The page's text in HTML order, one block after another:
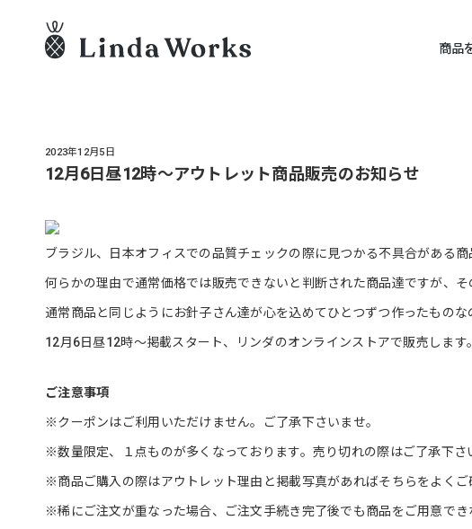
商品
2023年12月5日
12月6日昼12時～アウトレット商品販売のお知らせ
ブラジル、日本オフィスでの品質チェックの際に見つかる不具合がある
何らかの理由で通常価格では販売できないと判断された商品達ですが、
通常商品と同じようにお針子さん達が心を込めてひとつずつ作ったもの
12月6日昼12時～掲載スタート、リンダのオンラインストアで販売します。
ご注意事項
※クーポンはご利用いただけません。ご了承下さいませ。
※数量限定、１点ものが多くなっております。売り切れの際はご了承下さ
※商品ご購入の際はアウトレット理由と掲載写真があればそちらをよくご
※稀にご注文が重なった場合、ご注文手続き完了後でも商品をご用意でき